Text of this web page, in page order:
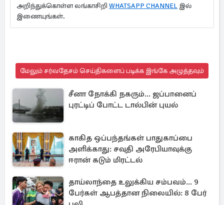
அறிந்துக்கொள்ள லங்காசிறி WHATSAPP CHANNEL இல்
இணையுங்கள்.
மேலும் சர்வதேசம் செய்திகளைப் படிக்க இங்கே அழுத்தவும்
சீனா நோக்கி நகரும்... ஜப்பானைப்
புரட்டிப் போட்ட டால்பின் புயல்
காகித ஒப்பந்தங்கள் பாதுகாப்பை
அளிக்காது: சவுதி அரேபியாவுக்கு
ஈரான் கடும் மிரட்டல்
தாய்லாந்தை உலுக்கிய சம்பவம்... 9
பேர்கள் ஆபத்தான நிலையில்: 8 பேர்